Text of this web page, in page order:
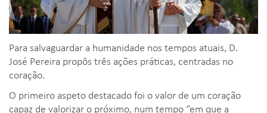
Para salvaguardar a humanidade nos tempos atuais, D.
José Pereira propôs três ações práticas, centradas no
coração.
O primeiro aspeto destacado foi o valor de um coração
capaz de valorizar o próximo, num tempo “em que a